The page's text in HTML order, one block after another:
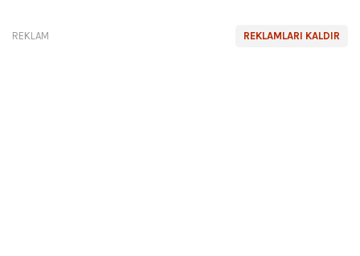
REKLAMLARI KALDIR
REKLAM